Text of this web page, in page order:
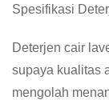
Spesifikasi
Deterjen cair
supaya kualitas
mengolah